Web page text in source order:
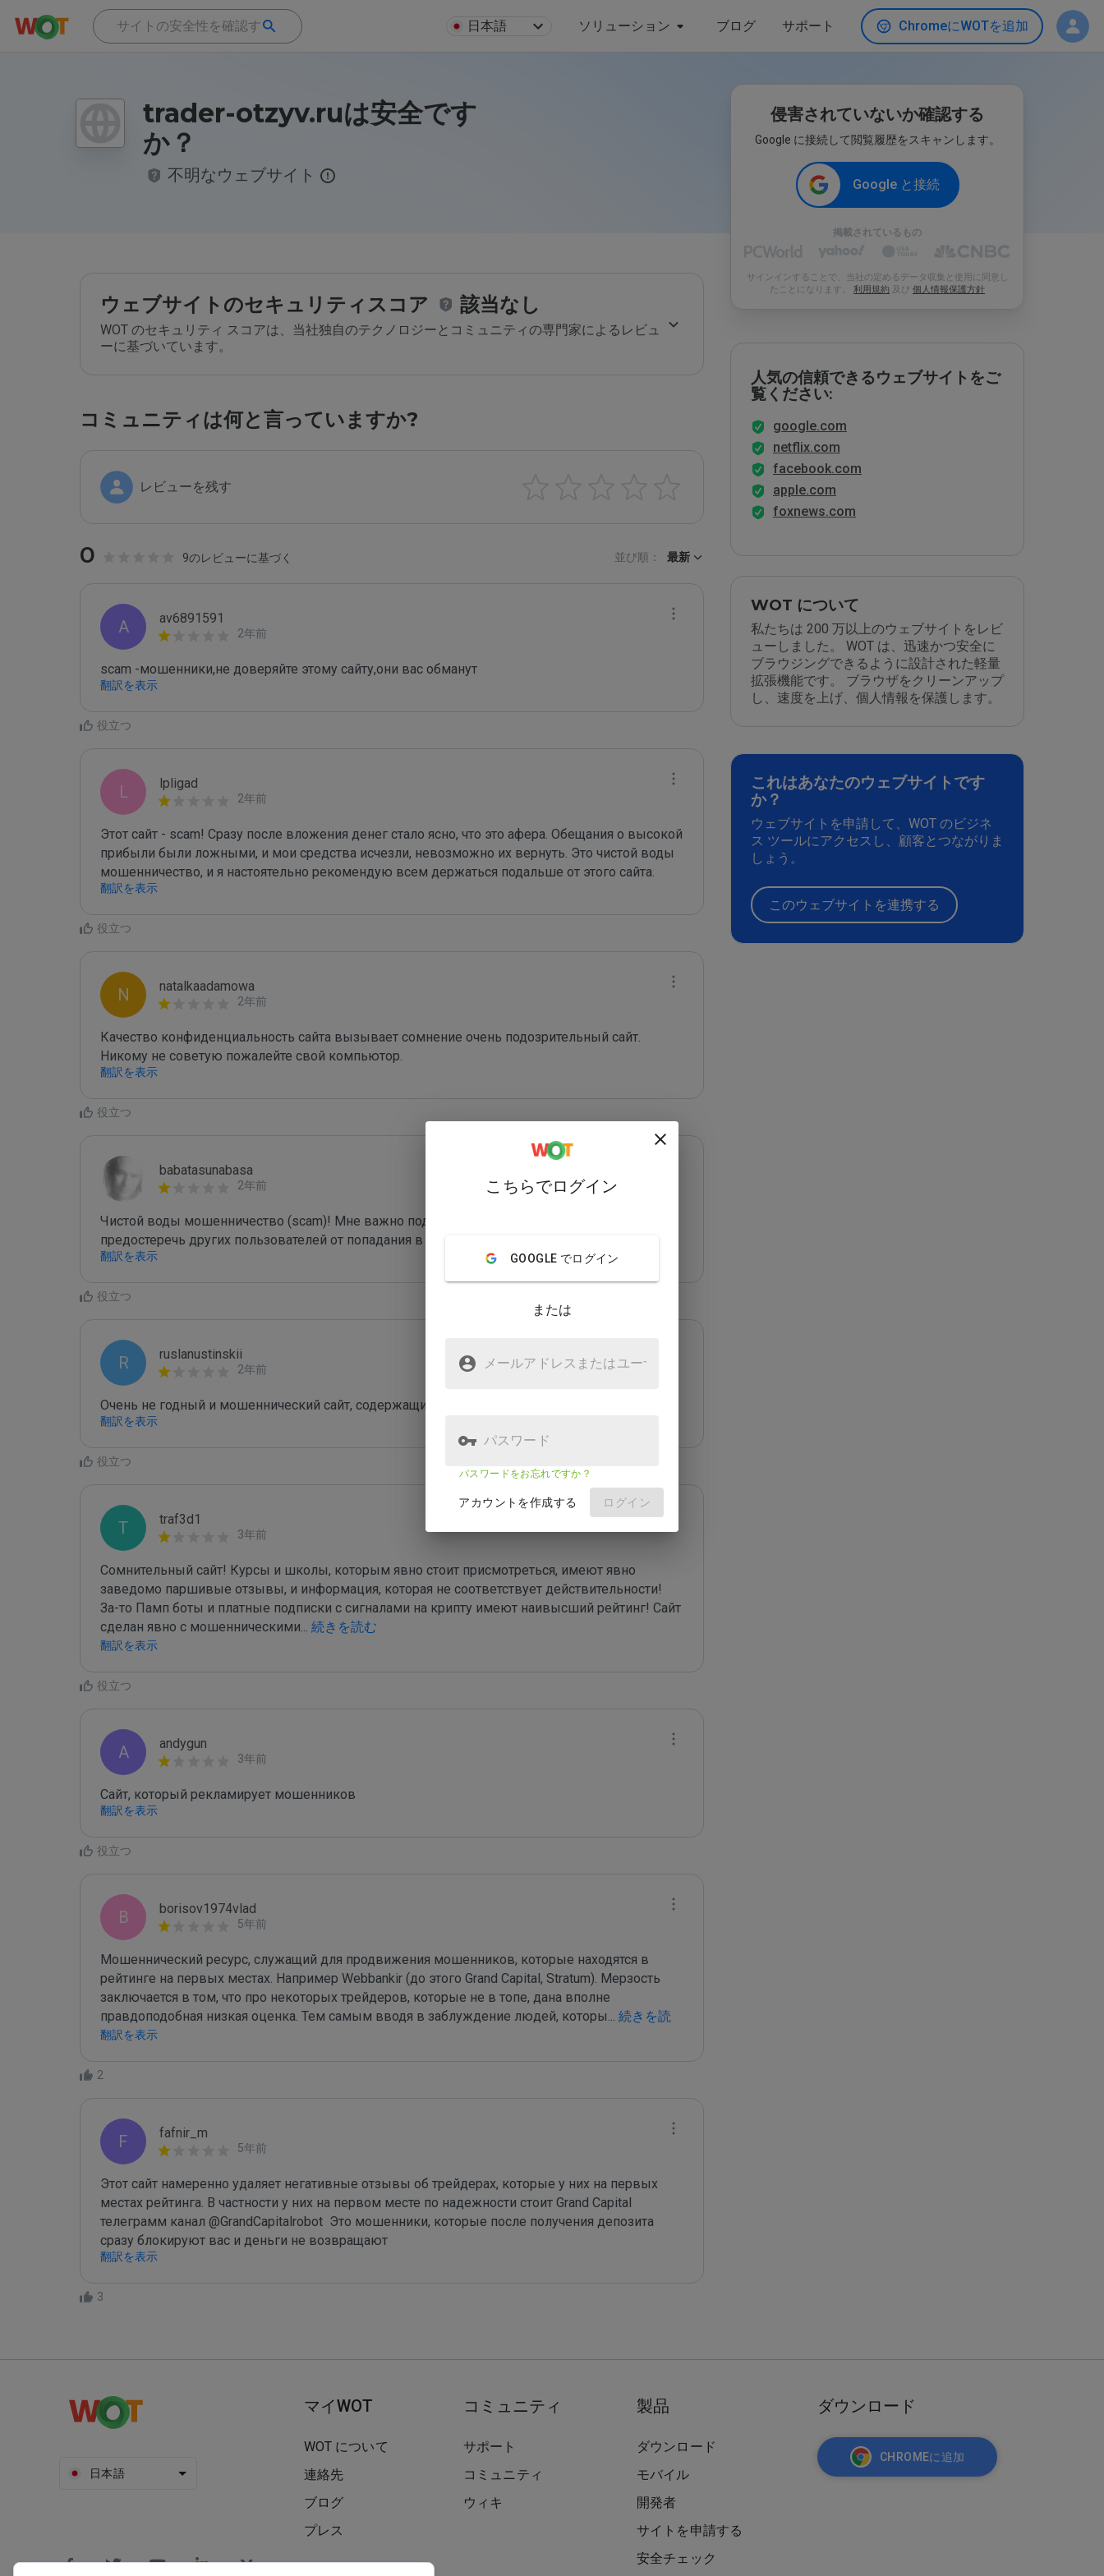
日本語 ソリューション ブログ サポート ChromeにWOTを追加
trader-otzyv.ruは安全です
か？
不明なウェブサイト
ウェブサイトのセキュリティスコア 該当なし
WOT のセキュリティ スコアは、当社独自のテクノロジーとコミュニティの専門家によるレビュ
ーに基づいています。
コミュニティは何と言っていますか?
レビューを残す
0 9のレビューに基づく 並び順： 最新
A av6891591
2年前
scam -мошенники,не доверяйте этому сайту,они вас обманут
翻訳を表示
役立つ
L lpligad
2年前
Этот сайт - scam! Сразу после вложения денег стало ясно, что это афера. Обещания о высокой
прибыли были ложными, и мои средства исчезли, невозможно их вернуть. Это чистой воды
мошенничество, и я настоятельно рекомендую всем держаться подальше от этого сайта.
翻訳を表示
役立つ
N natalkaadamowa
2年前
Качество конфиденциальность сайта вызывает сомнение очень подозрительный сайт.
Никому не советую пожалейте свой компьютор.
翻訳を表示
役立つ
babatasunabasa
2年前
Чистой воды мошенничество (scam)! Мне важно поделиться этой информацией, чтобы
предостеречь других пользователей от попадания в ловушку этого сайта.
翻訳を表示
役立つ
R ruslanustinskii
2年前
Очень не годный и мошеннический сайт, содержащий scam и кучу фейков
翻訳を表示
役立つ
T traf3d1
3年前
Сомнительный сайт! Курсы и школы, которым явно стоит присмотреться, имеют явно
заведомо паршивые отзывы, и информация, которая не соответствует действительности!
За-то Памп боты и платные подписки с сигналами на крипту имеют наивысший рейтинг! Сайт
сделан явно с мошенническими... 続きを読む
翻訳を表示
役立つ
A andygun
3年前
Сайт, который рекламирует мошенников
翻訳を表示
役立つ
B borisov1974vlad
5年前
Мошеннический ресурс, служащий для продвижения мошенников, которые находятся в
рейтинге на первых местах. Например Webbankir (до этого Grand Capital, Stratum). Мерзость
заключается в том, что про некоторых трейдеров, которые не в топе, дана вполне
правдоподобная низкая оценка. Тем самым вводя в заблуждение людей, которы... 続きを読
む
翻訳を表示
2
F fafnir_m
5年前
Этот сайт намеренно удаляет негативные отзывы об трейдерах, которые у них на первых
местах рейтинга. В частности у них на первом месте по надежности стоит Grand Capital
телеграмм канал @GrandCapitalrobot  Это мошенники, которые после получения депозита
сразу блокируют вас и деньги не возвращают
翻訳を表示
3
侵害されていないか確認する
Google に接続して閲覧履歴をスキャンします。
Google と接続
掲載されているもの
サインインすることで、当社の定めるデータ収集と使用に同意し
たことになります。 利用規約 及び 個人情報保護方針
人気の信頼できるウェブサイトをご
覧ください:
google.com
netflix.com
facebook.com
apple.com
foxnews.com
WOT について
私たちは 200 万以上のウェブサイトをレビ
ューしました。 WOT は、迅速かつ安全に
ブラウジングできるように設計された軽量
拡張機能です。 ブラウザをクリーンアップ
し、速度を上げ、個人情報を保護します。
これはあなたのウェブサイトです
か？
ウェブサイトを申請して、WOT のビジネ
ス ツールにアクセスし、顧客とつながりま
しょう。
このウェブサイトを連携する
日本語
マイWOT
WOT について
連絡先
ブログ
プレス
コミュニティ
サポート
コミュニティ
ウィキ
製品
ダウンロード
モバイル
開発者
サイトを申請する
安全チェック
ダウンロード
CHROMEに追加
こちらでログイン
GOOGLE でログイン
または
メールアドレスまたはユーザ
名
パスワード
パスワードをお忘れですか？
アカウントを作成する ログイン